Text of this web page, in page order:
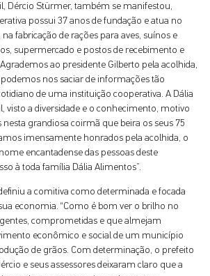
Dércio Stürmer, também se manifestou,
possui 37 anos de fundação e atua no
fabricação de rações para aves, suínos e
supermercado e postos de recebimento e
ao presidente Gilberto pela acolhida,
nos saciar de informações tão
de uma instituição cooperativa. A Dália
visto a diversidade e o conhecimento, motivo
grandiosa coirmã que beira os seus 75
imensamente honrados pela acolhida, o
encantadense das pessoas deste
à toda família Dália Alimentos”.
a comitiva como determinada e focada
economia. “Como é bom ver o brilho no
comprometidas e que almejam
econômico e social de um município
de grãos. Com determinação, o prefeito
e seus assessores deixaram claro que a